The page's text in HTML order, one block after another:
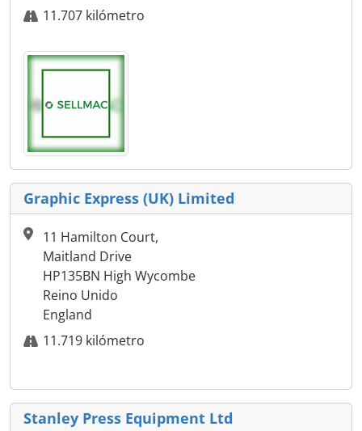
11.707 kilómetro
Graphic Express (UK) Limited
11 Hamilton Court,
Maitland Drive
HP135BN High Wycombe
Reino Unido
England
11.719 kilómetro
Stanley Press Equipment Ltd